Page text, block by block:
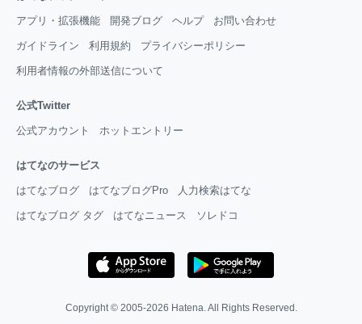
アプリ・拡張機能 開発ブログ ヘルプ お問い合わせ
ガイドライン 利用規約 プライバシーポリシー
利用者情報の外部送信について
公式Twitter
公式アカウント ホットエントリー
はてなのサービス
はてなブログ はてなブログPro 人力検索はてな
はてなブログ タグ はてなニュース ソレドコ
Copyright © 2005-2026 Hatena. All Rights Reserved.